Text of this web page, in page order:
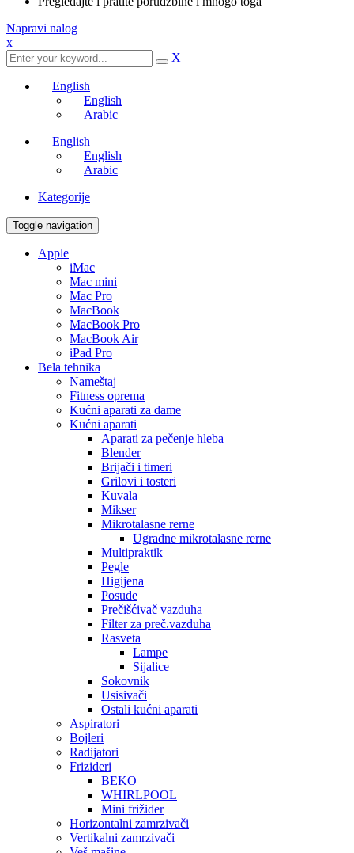
Napravi nalog
x
X
English
English
Arabic
English
English
Arabic
Kategorije
Toggle navigation
Apple
iMac
Mac mini
Mac Pro
MacBook
MacBook Pro
MacBook Air
iPad Pro
Bela tehnika
Nameštaj
Fitness oprema
Kućni aparati za dame
Kućni aparati
Aparati za pečenje hleba
Blender
Brijači i timeri
Grilovi i tosteri
Kuvala
Mikser
Mikrotalasne rerne
Ugradne mikrotalasne rerne
Multipraktik
Pegle
Higijena
Posuđe
Prečišćivač vazduha
Filter za preč.vazduha
Rasveta
Lampe
Sijalice
Sokovnik
Usisivači
Ostali kućni aparati
Aspiratori
Bojleri
Radijatori
Frizideri
BEKO
WHIRLPOOL
Mini frižider
Horizontalni zamrzivači
Vertikalni zamrzivači